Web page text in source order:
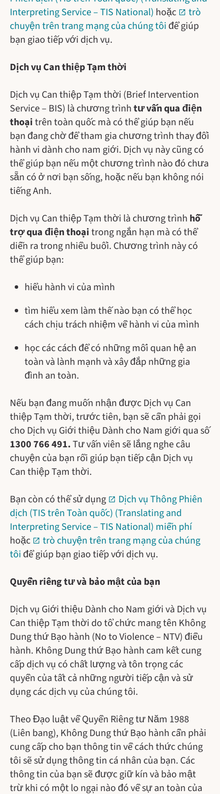
Interpreting Service – TIS National) hoặc
trò
chuyện trên trang mạng của chúng tôiđể giúp
bạn giao tiếp với dịch vụ.
Dịch vụ Can thiệp Tạm thời
Dịch vụ Can thiệp Tạm thời (Brief Intervention
Service – BIS) là chương trìnhtư vấn qua điện
thoạitrên toàn quốc mà có thể giúp bạn nếu
bạn đang chờ để tham gia chương trình thay đổi
hành vi dành cho nam giới. Dịch vụ này cũng có
thể giúp bạn nếu một chương trình nào đó chưa
sẵn có ở nơi bạn sống, hoặc nếu bạn không nói
tiếng Anh.
Dịch vụ Can thiệp Tạm thời là chương trình hỗ
trợ qua điện thoạitrong ngắn hạn mà có thể
diễn ra trong nhiều buổi. Chương trình này có
thể giúp bạn:
hiểu hành vi của mình
tìm hiểu xem làm thế nào bạn có thể học
cách chịu trách nhiệm về hành vi của mình
học các cách để có những mối quan hệ an
toàn và lành mạnh và xây đắp những gia
đình an toàn.
Nếu bạn đang muốn nhận được Dịch vụ Can
thiệp Tạm thời, trước tiên, bạn sẽ cần phải gọi
cho Dịch vụ Giới thiệu Dành cho Nam giới qua số
1300 766 491.Tư vấn viên sẽ lắng nghe câu
chuyện của bạn rồi giúp bạn tiếp cận Dịch vụ
Can thiệp Tạm thời.
Bạn còn có thể sử dụng
Dịch vụ Thông Phiên
dịch (TIS trên Toàn quốc) (Translating and
Interpreting Service – TIS National) miễn phí
hoặc
trò chuyện trên trang mạng của chúng
tôiđể giúp bạn giao tiếp với dịch vụ.
Quyền riêng tư và bảo mật của bạn
Dịch vụ Giới thiệu Dành cho Nam giới và Dịch vụ
Can thiệp Tạm thời do tổ chức mang tên Không
Dung thứ Bạo hành (No to Violence – NTV) điều
hành. Không Dung thứ Bạo hành cam kết cung
cấp dịch vụ có chất lượng và tôn trọng các
quyền của tất cả những người tiếp cận và sử
dụng các dịch vụ của chúng tôi.
Theo Đạo luật về Quyền Riêng tư Năm 1988
(Liên bang), Không Dung thứ Bạo hành cần phải
cung cấp cho bạn thông tin về cách thức chúng
tôi sẽ sử dụng thông tin cá nhân của bạn. Các
thông tin của bạn sẽ được giữ kín và bảo mật
trừ khi có một lo ngại nào đó về sự an toàn của